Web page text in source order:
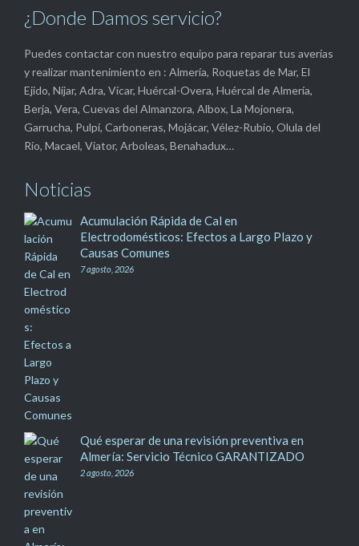
¿Donde Damos servicio?
Puedes contactar con nuestro equipo para reparar tus averías
y realizar mantenimiento en : Almería, Roquetas de Mar, El
Ejido, Níjar, Adra, Vícar, Huércal-Overa, Huércal de Almería,
Berja, Vera, Cuevas del Almanzora, Albox, La Mojonera,
Garrucha, Pulpí, Carboneras, Mojácar, Vélez-Rubio, Olula del
Río, Macael, Viator, Arboleas, Benahadux…
Noticias
Acumulación Rápida de Cal en
Electrodomésticos: Efectos a Largo Plazo y
Causas Comunes
7 agosto, 2026
Qué esperar de una revisión preventiva en
Almería: Servicio Técnico GARANTIZADO
2 agosto, 2026